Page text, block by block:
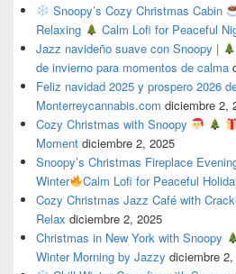
Snoopy’s Cozy Christmas Cabin
Relaxing
Calm Lofi for Peaceful
Jazz navideño suave con Snoopy |
de invierno para momentos de calma
Feliz navidad 2025 y prospero 2026
Monterreycannabis.com diciembre 2,
Cozy Christmas with Snoopy
Moment diciembre 2, 2025
Snoopy’s Christmas Fireplace
Winter
Calm Lofi for Peaceful
Cozy Christmas Jazz Café with
Relax diciembre 2, 2025
Christmas in New York with Snoopy
Winter Morning by Jazzy diciembre